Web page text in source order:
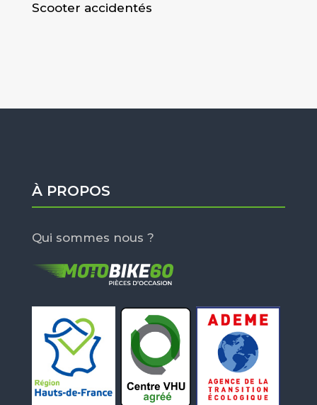
Scooter accidentés
À PROPOS
Qui sommes nous ?